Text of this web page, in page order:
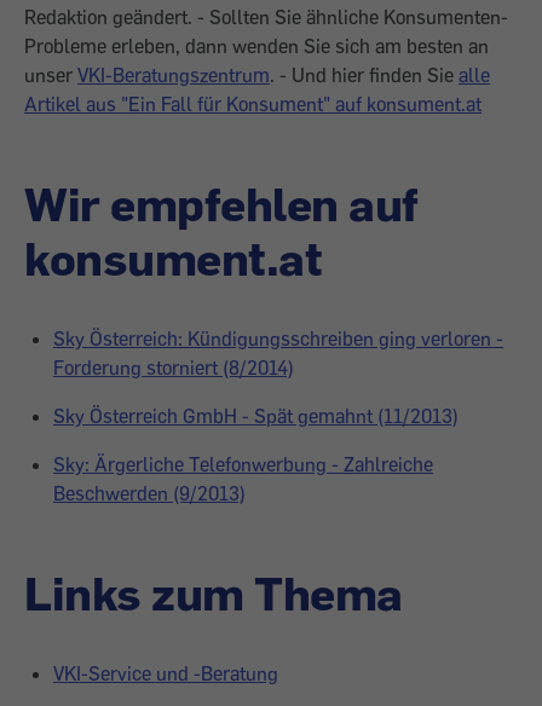
Redaktion geändert. - Sollten Sie ähnliche Konsumenten-
Probleme erleben, dann wenden Sie sich am besten an
unser VKI-Beratungszentrum. - Und hier finden Sie alle
Artikel aus "Ein Fall für Konsument" auf konsument.at
Wir empfehlen auf
konsument.at
Sky Österreich: Kündigungsschreiben ging verloren -
Forderung storniert (8/2014)
Sky Österreich GmbH - Spät gemahnt (11/2013)
Sky: Ärgerliche Telefonwerbung - Zahlreiche
Beschwerden (9/2013)
Links zum Thema
VKI-Service und -Beratung